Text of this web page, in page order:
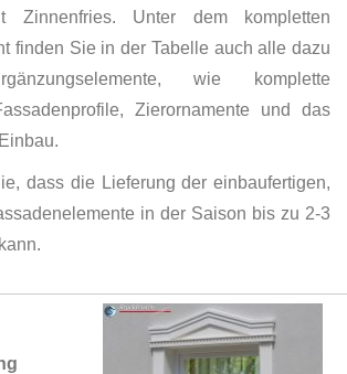
Zinnenfries. Unter dem kompletten
finden Sie in der Tabelle auch alle dazu
wie komplette
Zierornamente und das
dass die Lieferung der einbaufertigen,
in der Saison bis zu 2-3